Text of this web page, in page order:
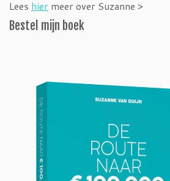
Lees hier meer over Suzanne >
Bestel mijn boek